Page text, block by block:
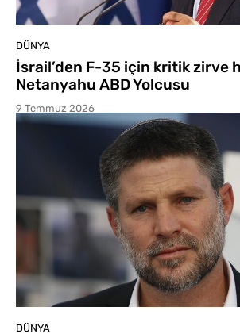
DÜNYA
İsrail’den F-35 için kritik zirve
Netanyahu ABD Yolcusu
9 Temmuz 2026
DÜNYA